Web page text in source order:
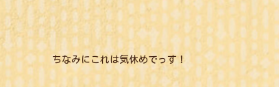
ちなみにこれは気休めでっす！